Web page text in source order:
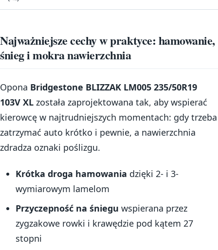
Najważniejsze cechy w praktyce: hamowanie,
śnieg i mokra nawierzchnia
Opona Bridgestone BLIZZAK LM005 235/50R19
103V XL została zaprojektowana tak, aby wspierać
kierowcę w najtrudniejszych momentach: gdy trzeba
zatrzymać auto krótko i pewnie, a nawierzchnia
zdradza oznaki poślizgu.
Krótka droga hamowania dzięki 2- i 3-
wymiarowym lamelom
Przyczepność na śniegu wspierana przez
zygzakowe rowki i krawędzie pod kątem 27
stopni